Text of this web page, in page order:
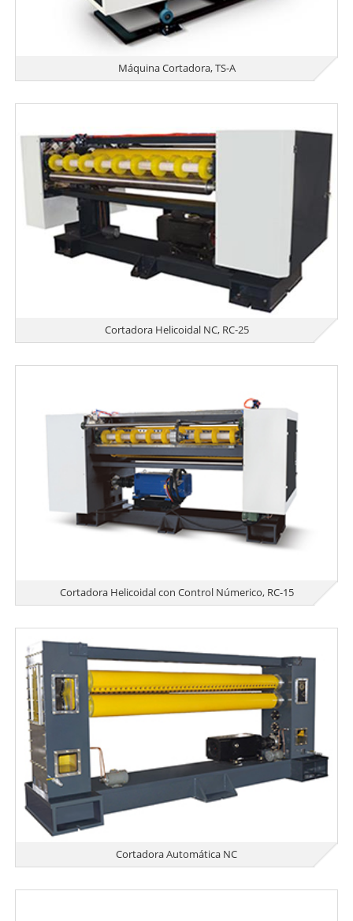
Máquina Cortadora, TS-A
Cortadora Helicoidal NC, RC-25
Cortadora Helicoidal con Control Númerico, RC-15
Cortadora Automática NC